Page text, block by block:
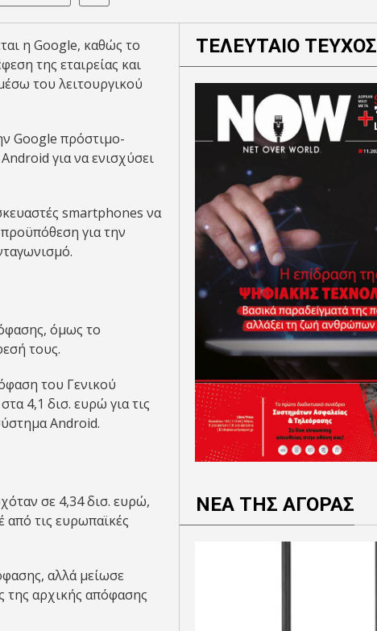
η Google, καθώς το
της εταιρείας και
του λειτουργικού
Google πρόστιμο-
για να ενισχύσει
smartphones να
για την
όμως το
τους.
του Γενικού
4,1 δισ. ευρώ για τις
Android.
σε 4,34 δισ. ευρώ,
από τις ευρωπαϊκές
αλλά μείωσε
της αρχικής απόφασης
ΤΕΛΕΥΤΑΙΟ ΤΕΥΧΟΣ
ΝΕΑ ΤΗΣ ΑΓΟΡΑΣ